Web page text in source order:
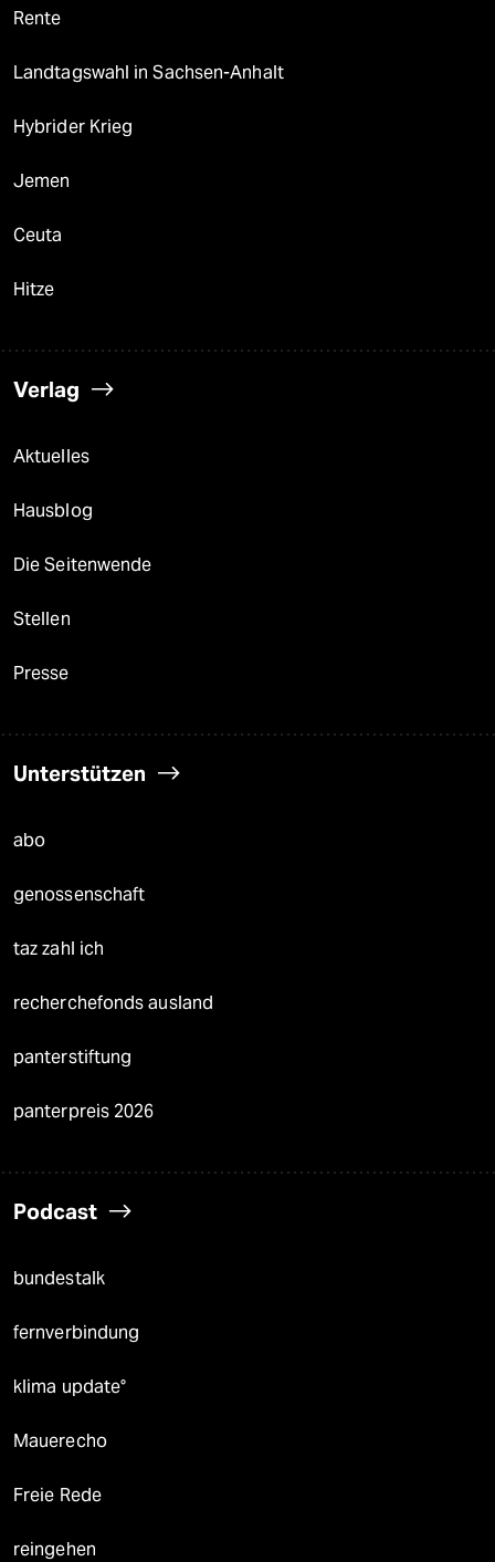
Rente
Landtagswahl in Sachsen-Anhalt
Hybrider Krieg
Jemen
Ceuta
Hitze
Verlag
Aktuelles
Hausblog
Die Seitenwende
Stellen
Presse
Unterstützen
abo
genossenschaft
taz zahl ich
recherchefonds ausland
panterstiftung
panterpreis 2026
Podcast
bundestalk
fernverbindung
klima update°
Mauerecho
Freie Rede
reingehen